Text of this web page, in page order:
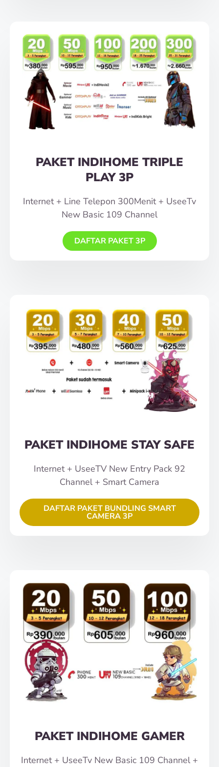
PAKET INDIHOME TRIPLE
PLAY 3P
Internet + Line Telepon 300Menit + UseeTv
New Basic 109 Channel
DAFTAR PAKET 3P
PAKET INDIHOME STAY SAFE
Internet + UseeTV New Entry Pack 92
Channel + Smart Camera
DAFTAR PAKET BUNDLING SMART
CAMERA 3P
PAKET INDIHOME GAMER
Internet + UseeTv New Basic 109 Channel +